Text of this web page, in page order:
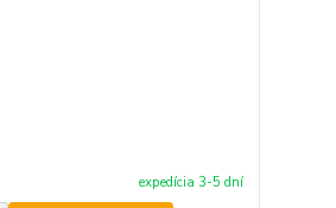
expedícia 3-5 dní